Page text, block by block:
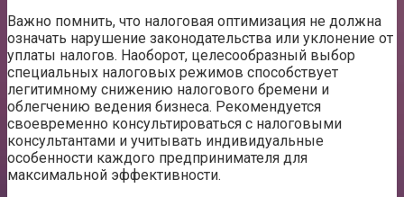
Важно помнить, что налоговая оптимизация не должна
означать нарушение законодательства или уклонение от
уплаты налогов. Наоборот, целесообразный выбор
специальных налоговых режимов способствует
легитимному снижению налогового бремени и
облегчению ведения бизнеса. Рекомендуется
своевременно консультироваться с налоговыми
консультантами и учитывать индивидуальные
особенности каждого предпринимателя для
максимальной эффективности.